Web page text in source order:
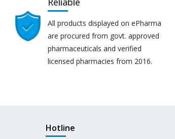
All products displayed on ePharma
are procured from govt. approved
pharmaceuticals and verified
licensed pharmacies from 2016.
Hotline